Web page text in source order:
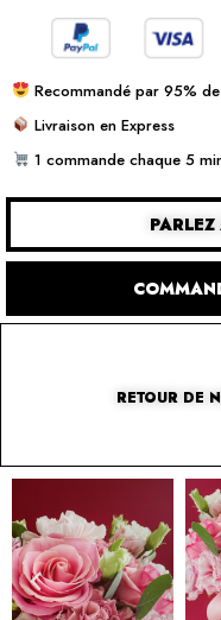
Recommandé par 95%
Livraison en Express
1 commande chaque 5
RETOUR DE